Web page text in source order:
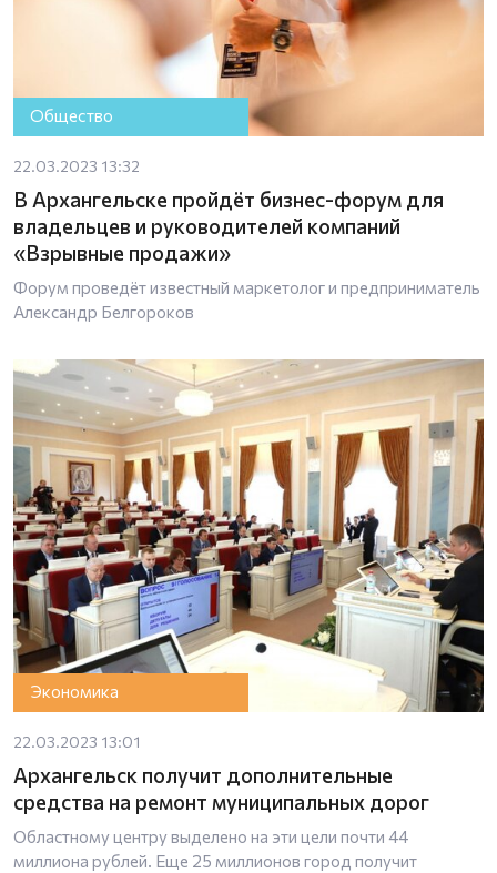
Общество
22.03.2023 13:32
В Архангельске пройдёт бизнес-форум для
владельцев и руководителей компаний
«Взрывные продажи»
Форум проведёт известный маркетолог и предприниматель
Александр Белгороков
Экономика
22.03.2023 13:01
Архангельск получит дополнительные
средства на ремонт муниципальных дорог
Областному центру выделено на эти цели почти 44
миллиона рублей. Еще 25 миллионов город получит